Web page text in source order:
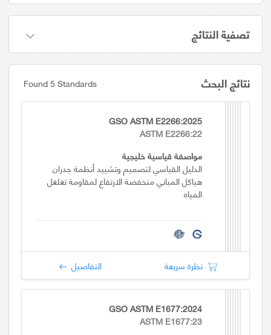
تصفية النتائج
نتائج البحث Found 5 Standards
GSO ASTM E2266:2025
ASTM E2266:22
مواصفة قياسية خليجية
الدليل القياسي لتصميم وتشييد أنظمة جدران
هياكل المباني منخفضة الارتفاع لمقاومة تغلغل
المياه
نظرة سريعة التفاصيل
GSO ASTM E1677:2024
ASTM E1677:23